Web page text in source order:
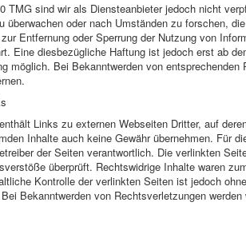
TMG sind wir als Diensteanbieter jedoch nicht
überwachen oder nach Umständen zu forschen,
Entfernung oder Sperrung der Nutzung von
Eine diesbezügliche Haftung ist jedoch erst ab
möglich. Bei Bekanntwerden von
Links zu externen Webseiten Dritter, auf
Inhalte auch keine Gewähr übernehmen. Für
der Seiten verantwortlich. Die verlinkten
überprüft. Rechtswidrige Inhalte waren
Kontrolle der verlinkten Seiten ist jedoch
Bekanntwerden von Rechtsverletzungen